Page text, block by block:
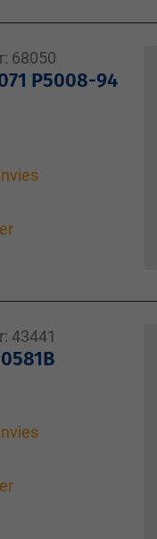
68050
P5008-94
43441